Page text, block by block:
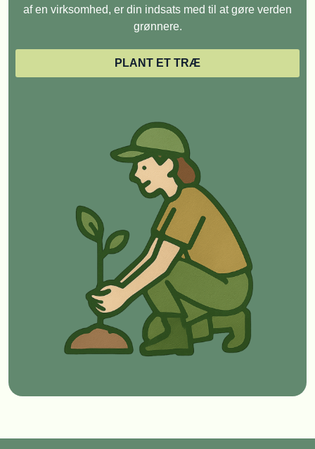
af en virksomhed, er din indsats med til at gøre verden
grønnere.
PLANT ET TRÆ